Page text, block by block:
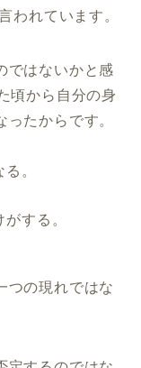
われています。
ではないかと感
頃から自分の身
たからです。
。
する。
つの現れではな